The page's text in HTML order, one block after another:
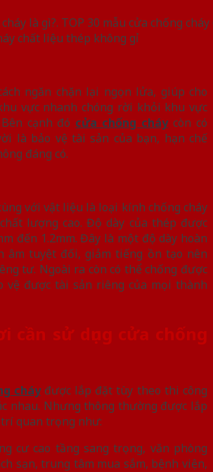
chất liệu thép không gỉ
ngăn chặn lại ngọn lửa, giúp cho
vực nhanh chóng rời khỏi khu vực
cạnh đó cửa chống cháycòn có
là bảo vệ tài sản của bạn, hạn chế
đáng có.
với vật liệu là loại kính chống cháy
lượng cao. Độ dày của thép được
đến 1.2mm. Đây là một độ dày hoàn
âm tuyệt đối, giảm tiếng ồn tạo nên
tư. Ngoài ra còn có thể chống được
vệ được tài sản riêng của mọi thành
cần sử dụng cửa chống
cháyđược lắp đặt tùy theo thi công
nhau. Nhưng thông thường được lắp
quan trọng như:
cư cao tầng sang trọng, văn phòng
sạn, trung tâm mua sắm, bệnh viện,